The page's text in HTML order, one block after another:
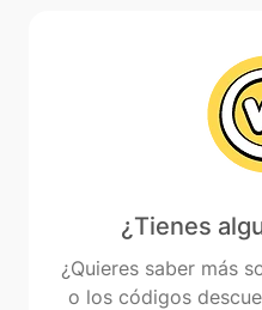
¿Tienes
¿Quieres saber más
o los códigos